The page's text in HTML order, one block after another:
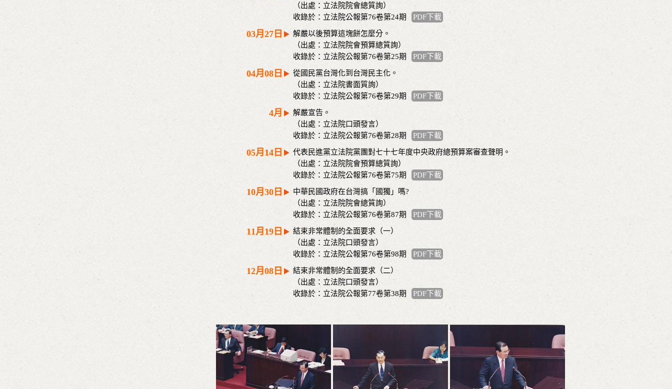
（出處：立法院院會總質詢）
收錄於：立法院公報第76卷第24期
PDF下載
03月27日
解嚴以後預算這塊餅怎麼分。
（出處：立法院院會預算總質詢）
收錄於：立法院公報第76卷第25期
PDF下載
04月08日
從國民黨台灣化到台灣民主化。
（出處：立法院書面質詢）
收錄於：立法院公報第76卷第29期
PDF下載
4月
解嚴宣告。
（出處：立法院口頭發言）
收錄於：立法院公報第76卷第28期
PDF下載
05月14日
代表民進黨立法院黨團對七十七年度中央政府總預算案審查聲明。
（出處：立法院院會預算總質詢）
收錄於：立法院公報第76卷第75期
PDF下載
10月30日
中華民國政府在台灣搞「國獨」嗎?
（出處：立法院院會總質詢）
收錄於：立法院公報第76卷第87期
PDF下載
11月19日
結束非常體制的全面要求（一）
（出處：立法院口頭發言）
收錄於：立法院公報第76卷第98期
PDF下載
12月08日
結束非常體制的全面要求（二）
（出處：立法院口頭發言）
收錄於：立法院公報第77卷第38期
PDF下載